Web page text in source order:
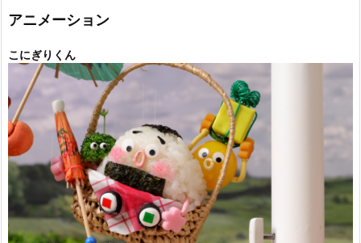
ー
アニメーション
こにぎりくん